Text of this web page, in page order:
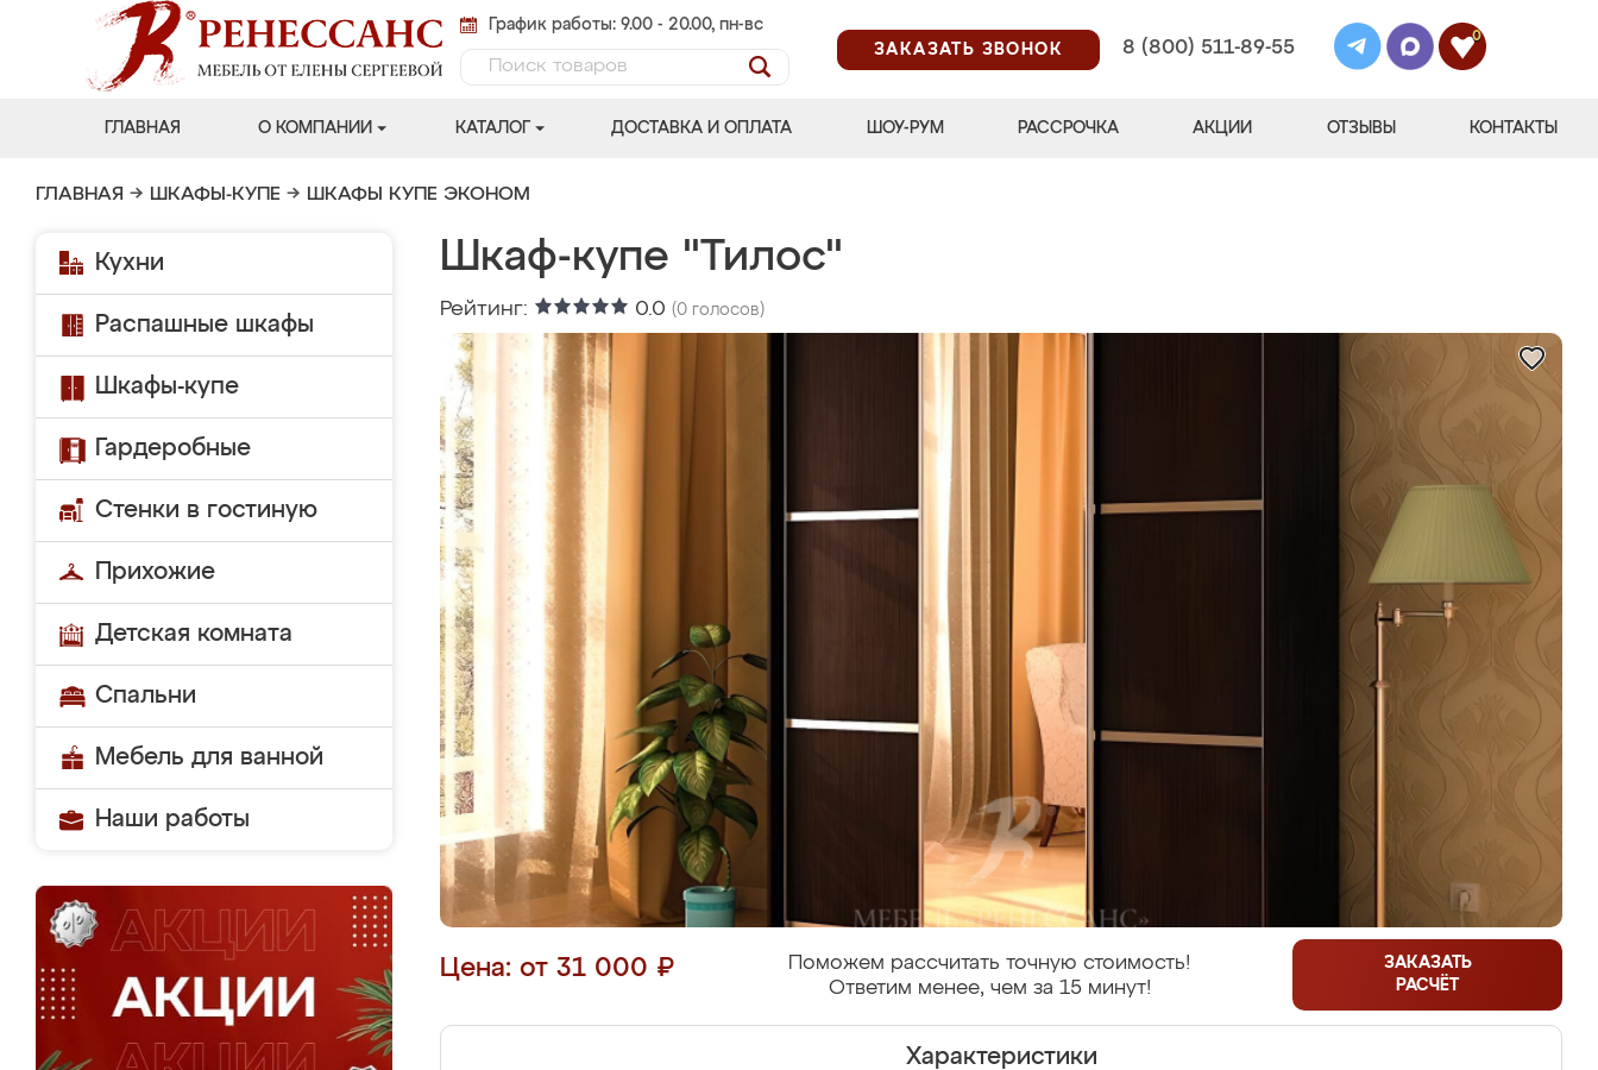
График работы: 9.00 - 20.00, пн-вс
ЗАКАЗАТЬ ЗВОНОК
8 (800) 511-89-55
0
ГЛАВНАЯ О КОМПАНИИ КАТАЛОГ ДОСТАВКА И ОПЛАТА ШОУ-РУМ РАССРОЧКА АКЦИИ ОТЗЫВЫ КОНТАКТЫ
ГЛАВНАЯ → ШКАФЫ-КУПЕ → ШКАФЫ КУПЕ ЭКОНОМ
Кухни
Распашные шкафы
Шкафы-купе
Гардеробные
Стенки в гостиную
Прихожие
Детская комната
Спальни
Мебель для ванной
Наши работы
Шкаф-купе "Тилос"
Рейтинг: 0.0 (0 голосов)
Цена: от 31 000 ₽
Поможем рассчитать точную стоимость!
Ответим менее, чем за 15 минут!
ЗАКАЗАТЬ
РАСЧЁТ
Характеристики